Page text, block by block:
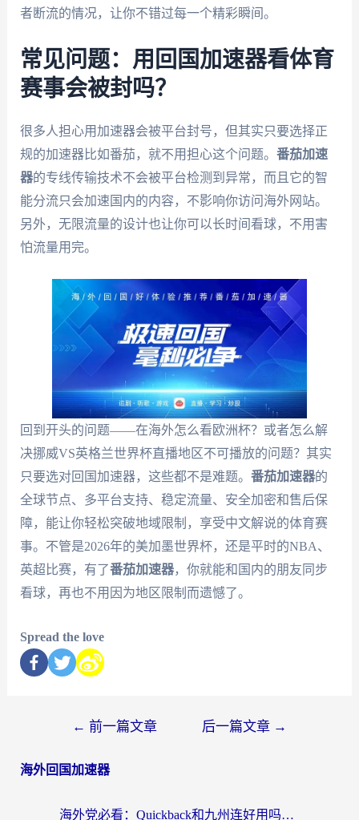
者断流的情况，让你不错过每一个精彩瞬间。
常见问题：用回国加速器看体育
赛事会被封吗？
很多人担心用加速器会被平台封号，但其实只要选择正
规的加速器比如番茄，就不用担心这个问题。 番茄加速
器的专线传输技术不会被平台检测到异常，而且它的智
能分流只会加速国内的内容，不影响你访问海外网站。
另外，无限流量的设计也让你可以长时间看球，不用害
怕流量用完。
回到开头的问题——在海外怎么看欧洲杯？或者怎么解
决挪威VS英格兰世界杯直播地区不可播放的问题？其实
只要选对回国加速器，这些都不是难题。 番茄加速器的
全球节点、多平台支持、稳定流量、安全加密和售后保
障，能让你轻松突破地域限制，享受中文解说的体育赛
事。不管是2026年的美加墨世界杯，还是平时的NBA、
英超比赛，有了番茄加速器，你就能和国内的朋友同步
看球，再也不用因为地区限制而遗憾了。
Spread the love
← 前一篇文章 后一篇文章 →
海外回国加速器
海外党必看：Quickback和九州连好用吗？3步选对回国加速器实现无缝刷国内资源